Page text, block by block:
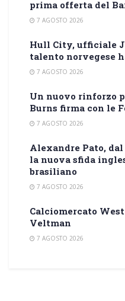
prima offerta del
7 AGOSTO 2026
Hull City, ufficiale
talento norvegese
7 AGOSTO 2026
Un nuovo rinforzo
Burns firma con le
7 AGOSTO 2026
Alexandre Pato,
la nuova sfida
brasiliano
7 AGOSTO 2026
Calciomercato
Veltman
7 AGOSTO 2026